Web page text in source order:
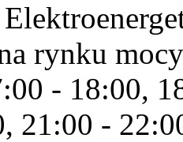
rynku
- 18:00,
21:00 -